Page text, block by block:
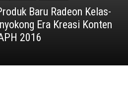
Baru Radeon Kelas-
Era Kreasi Konten
2016